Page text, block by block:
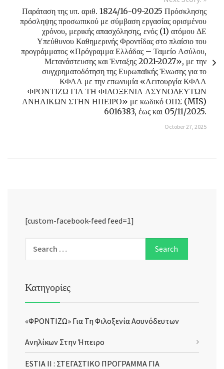
Παράταση της υπ. αριθ. 1824/16-09-2025 Πρόσκλησης
πρόσληψης προσωπικού με σύμβαση εργασίας ορισμένου
χρόνου, μερικής απασχόλησης, ενός (1) ατόμου ΔΕ
Υπεύθυνου Καθημερινής Φροντίδας στο πλαίσιο του
προγράμματος «Πρόγραμμα Ελλάδας – Ταμείο Ασύλου,
Μετανάστευσης και Ένταξης 2021-2027», με την
συγχρηματοδότηση της Ευρωπαϊκής Ένωσης για το
ΚΦΑΑ με την επωνυμία «Λειτουργία ΚΦΑΑ
ΦΡΟΝΤΙΖΩ ΓΙΑ ΤΗ ΦΙΛΟΞΕΝΙΑ ΑΣΥΝΟΔΕΥΤΩΝ
ΑΝΗΛΙΚΩΝ ΣΤΗΝ ΗΠΕΙΡΟ» με κωδικό ΟΠΣ (MIS)
6016383, έως και 05/11/2025.
October 27, 2025
[custom-facebook-feed feed=1]
Κατηγορίες
«ΦΡΟΝΤΙΖΩ» Για Τη Φιλοξενία Ασυνόδευτων
Ανηλίκων Στην Ήπειρο
ESTIA II : ΣΤΕΓΑΣΤΙΚΟ ΠΡΟΓΡΑΜΜΑ ΓΙΑ